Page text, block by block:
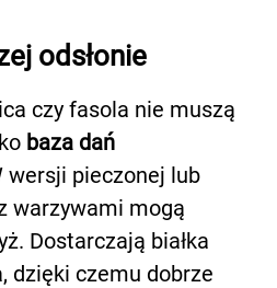
odsłonie
czy fasola nie muszą
baza dań
wersji pieczonej lub
warzywami mogą
Dostarczają białka
dzięki czemu dobrze